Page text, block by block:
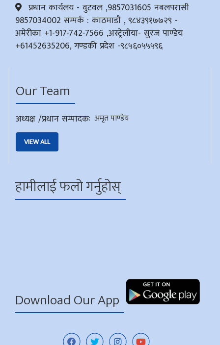
प्रधान कार्यलय - वुटवल ,9857031605 नबलपरासी
9857034002 सम्पर्क : काठमाडौ , ९८४३९१७७२९ -
अमेरीका +1-917-742-7566 ,अस्ट्रेलीया- सुरज पाण्डेय
+61452635206, गण्डकी प्रदेश -९८५६०५५५९६
Our Team
अध्यक्ष /प्रधान सम्पादक: अमृत पाण्डेय
VIEW ALL
हामीलाई फलो गर्नुहोस्
Download Our App